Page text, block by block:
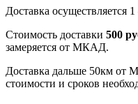
Доставка осуществляется
Стоимость доставки 500
замеряется от МКАД.
Доставка дальше 50км от
стоимости и сроков